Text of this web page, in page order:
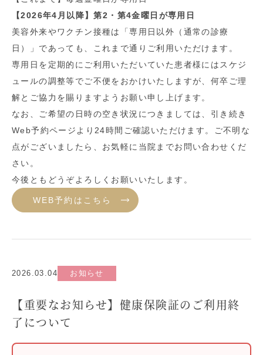
【2026年4月以降】第2・第4金曜日が専用日
美容外来やワクチン接種は「専用日以外（通常の診療
日）」であっても、これまで通りご利用いただけます。
専用日を定期的にご利用いただいていた患者様にはスケジ
ュールの調整等でご不便をおかけいたしますが、何卒ご理
解とご協力を賜りますようお願い申し上げます。
なお、ご希望の日時の空き状況につきましては、引き続き
Web予約ページより24時間ご確認いただけます。ご不明な
点がございましたら、お気軽に当院までお問い合わせくだ
さい。
今後ともどうぞよろしくお願いいたします。
WEB予約はこちら
2026.03.04 お知らせ
【重要なお知らせ】健康保険証のご利用終
了について